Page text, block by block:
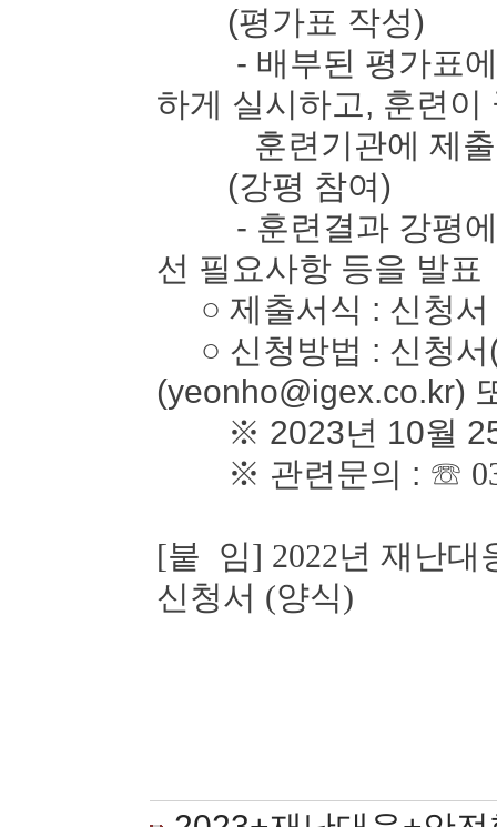
(평가표 작성)
- 배부된 평가표에
하게 실시하고, 훈련이
훈련기관에 제출
(강평 참여)
- 훈련결과 강평에
선 필요사항 등을 발표
○ 제출서식 : 신청서
○ 신청방법 : 신청서
(yeonho@igex.co.kr)
※ 2023년 10월 25
※ 관련문의 : ☏
[붙 임] 2022년 재난대
신청서 (양식)